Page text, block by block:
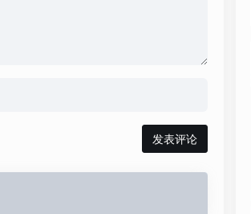
发表评论